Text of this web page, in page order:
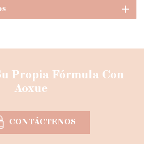
Propia Fórmula Con
Aoxue
CONTÁCTENOS